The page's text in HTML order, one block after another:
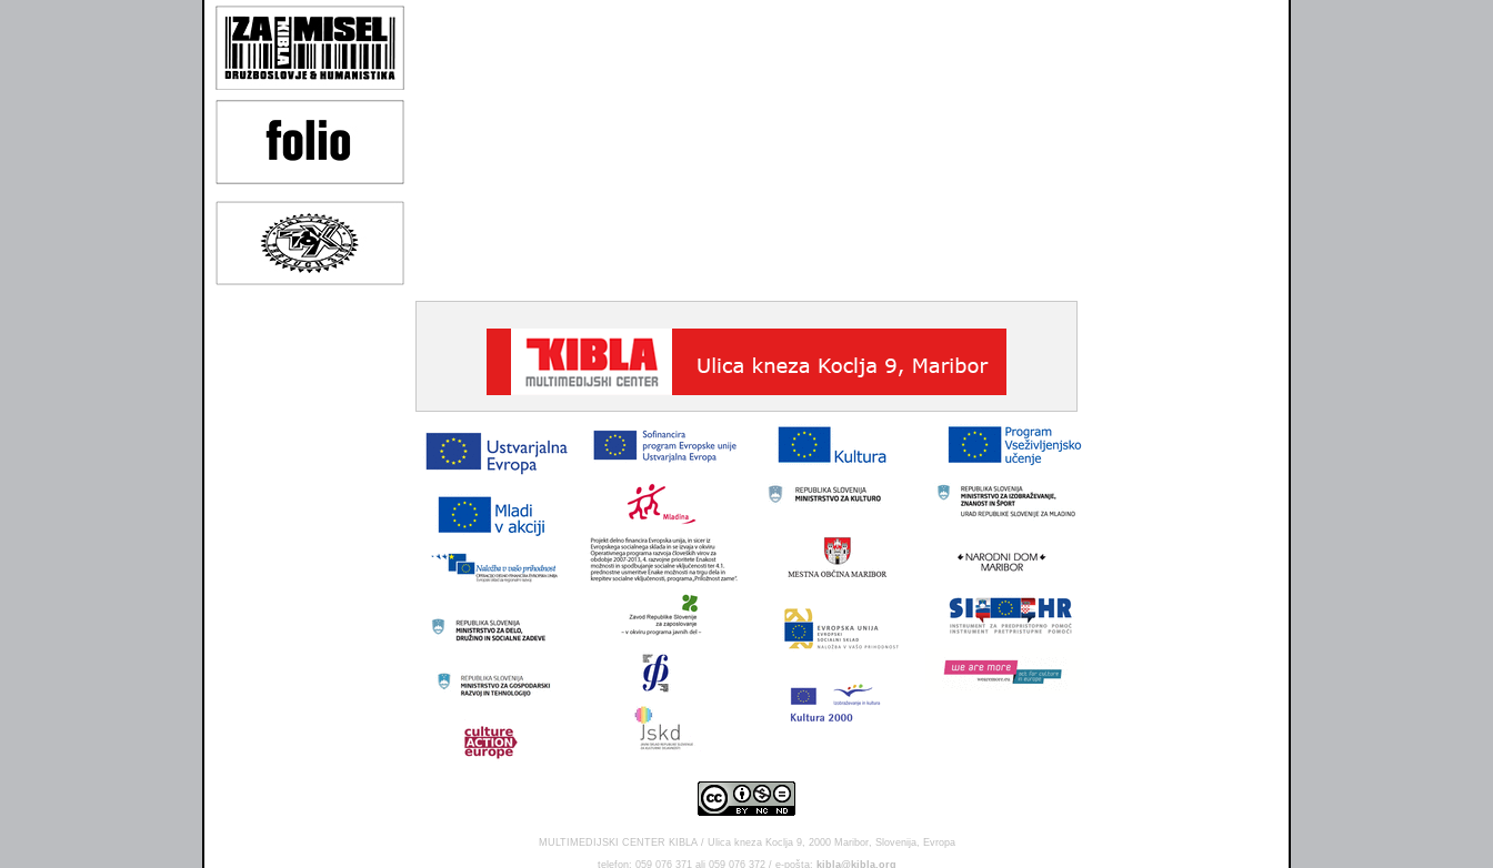
MULTIMEDIJSKI CENTER KIBLA / Ulica kneza Koclja 9, 2000 Maribor, Slovenija, Evropa
telefon: 059 076 371 ali 059 076 372 / e-pošta: kibla@kibla.org